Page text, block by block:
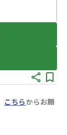
こちらからお願